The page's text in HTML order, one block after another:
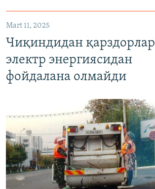
Mart 11, 2025
Чиқиндидан қарздорлар
электр энергиясидан
фойдалана олмайди